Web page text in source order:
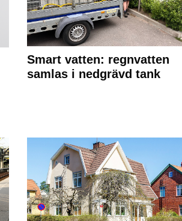
Smart vatten: regnvatten
samlas i nedgrävd tank